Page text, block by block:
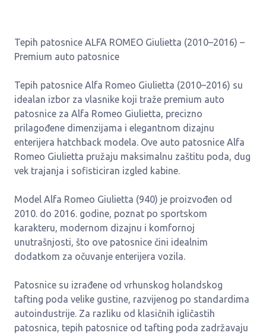
Tepih patosnice ALFA ROMEO Giulietta (2010–2016) –
Premium auto patosnice
Tepih patosnice Alfa Romeo Giulietta (2010–2016) su
idealan izbor za vlasnike koji traže premium auto
patosnice za Alfa Romeo Giulietta, precizno
prilagođene dimenzijama i elegantnom dizajnu
enterijera hatchback modela. Ove auto patosnice Alfa
Romeo Giulietta pružaju maksimalnu zaštitu poda, dug
vek trajanja i sofisticiran izgled kabine.
Model Alfa Romeo Giulietta (940) je proizvođen od
2010. do 2016. godine, poznat po sportskom
karakteru, modernom dizajnu i komfornoj
unutrašnjosti, što ove patosnice čini idealnim
dodatkom za očuvanje enterijera vozila.
Patosnice su izrađene od vrhunskog holandskog
tafting poda velike gustine, razvijenog po standardima
autoindustrije. Za razliku od klasičnih igličastih
patosnica, tepih patosnice od tafting poda zadržavaju